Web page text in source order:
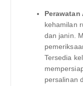
Perawatan
kehamilan
dan janin.
Tersedia
persalinan